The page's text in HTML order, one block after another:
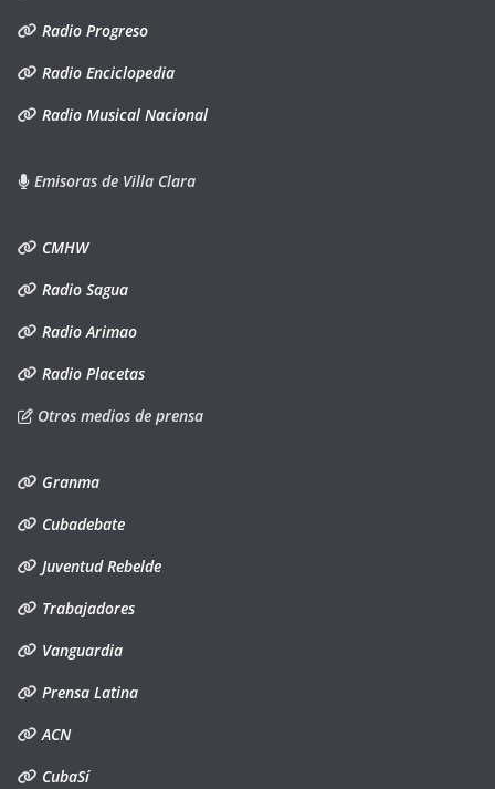
Radio Progreso
Radio Enciclopedia
Radio Musical Nacional
Emisoras de Villa Clara
CMHW
Radio Sagua
Radio Arimao
Radio Placetas
Otros medios de prensa
Granma
Cubadebate
Juventud Rebelde
Trabajadores
Vanguardia
Prensa Latina
ACN
CubaSí